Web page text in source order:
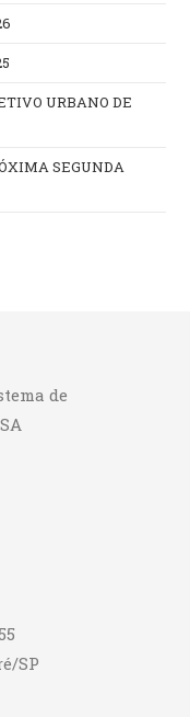
URBANO DE
SEGUNDA
de
SP